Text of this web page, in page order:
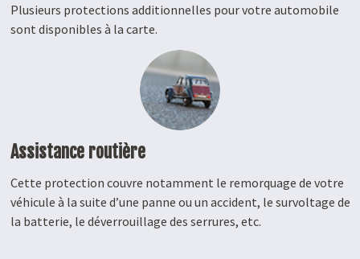
Plusieurs protections additionnelles pour votre automobile
sont disponibles à la carte.
Assistance routière
Cette protection couvre notamment le remorquage de votre
véhicule à la suite d’une panne ou un accident, le survoltage de
la batterie, le déverrouillage des serrures, etc.